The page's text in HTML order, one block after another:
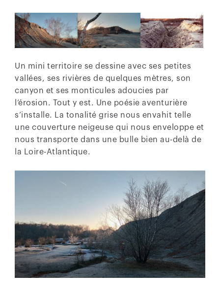
Un mini territoire se dessine avec ses petites
vallées, ses rivières de quelques mètres, son
canyon et ses monticules adoucies par
l’érosion. Tout y est. Une poésie aventurière
s’installe. La tonalité grise nous envahit telle
une couverture neigeuse qui nous enveloppe et
nous transporte dans une bulle bien au-delà de
la Loire-Atlantique.